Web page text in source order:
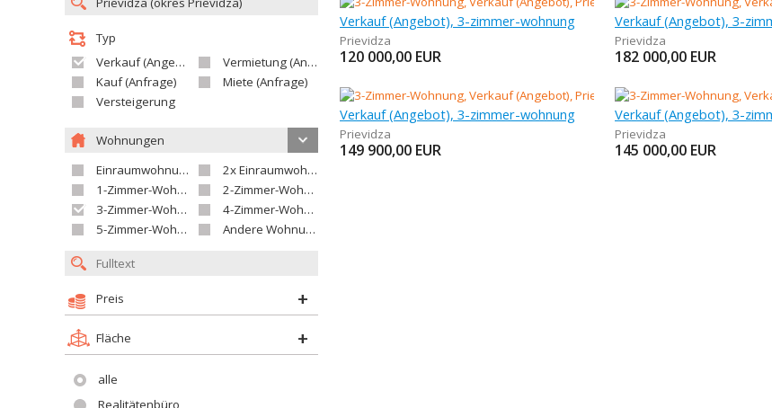
Typ
Verkauf (Angebot)
Vermietung (Angebot)
Kauf (Anfrage)
Miete (Anfrage)
Versteigerung
Wohnungen
Einraumwohnung
2x Einraumwohnung
1-Zimmer-Wohnung
2-Zimmer-Wohnung
3-Zimmer-Wohnung
4-Zimmer-Wohnung
5-Zimmer-Wohnung und größer
Andere Wohnung
Preis
Fläche
alle
Realitätenbüro
Verkauf (Angebot), 3-zimmer-wohnung
Prievidza
120 000,00 EUR
Verkauf (Angebot), 3-
Prievidza
182 000,00 EUR
Verkauf (Angebot), 3-zimmer-wohnung
Prievidza
149 900,00 EUR
Verkauf (Angebot), 3-
Prievidza
145 000,00 EUR